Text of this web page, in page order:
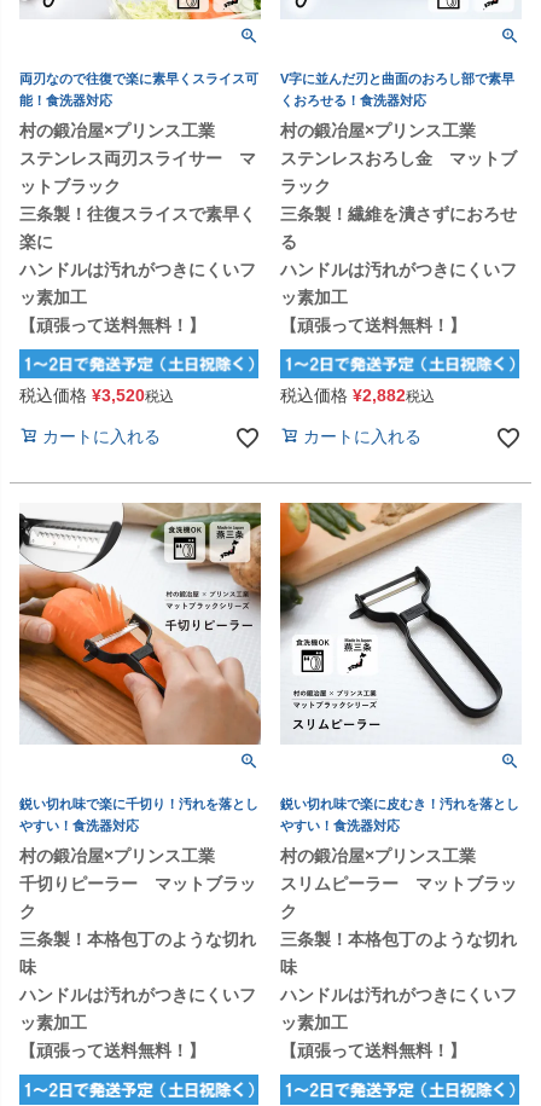
両刃なので往復で楽に素早くスライス可
能！食洗器対応
村の鍛冶屋×プリンス工業
ステンレス両刃スライサー マ
ットブラック
三条製！往復スライスで素早く
楽に
ハンドルは汚れがつきにくいフ
ッ素加工
【頑張って送料無料！】
税込価格 ¥3,520税込
カートに入れる
V字に並んだ刃と曲面のおろし部で素早
くおろせる！食洗器対応
村の鍛冶屋×プリンス工業
ステンレスおろし金 マットブ
ラック
三条製！繊維を潰さずにおろせ
る
ハンドルは汚れがつきにくいフ
ッ素加工
【頑張って送料無料！】
税込価格 ¥2,882税込
カートに入れる
鋭い切れ味で楽に千切り！汚れを落とし
やすい！食洗器対応
村の鍛冶屋×プリンス工業
千切りピーラー マットブラッ
ク
三条製！本格包丁のような切れ
味
ハンドルは汚れがつきにくいフ
ッ素加工
【頑張って送料無料！】
鋭い切れ味で楽に皮むき！汚れを落とし
やすい！食洗器対応
村の鍛冶屋×プリンス工業
スリムピーラー マットブラッ
ク
三条製！本格包丁のような切れ
味
ハンドルは汚れがつきにくいフ
ッ素加工
【頑張って送料無料！】